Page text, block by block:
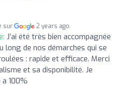
sur 2 years ago
J’ai été très bien accompagnée
long de nos démarches qui se
: rapide et efficace. Merci
et sa disponibilité. Je
a 100%